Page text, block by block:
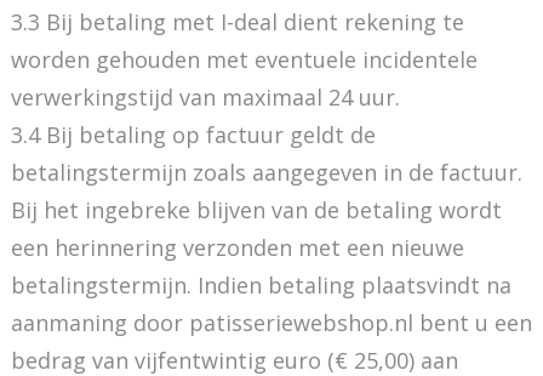
3.3 Bij betaling met I-deal dient rekening te
worden gehouden met eventuele incidentele
verwerkingstijd van maximaal 24 uur.
3.4 Bij betaling op factuur geldt de
betalingstermijn zoals aangegeven in de factuur.
Bij het ingebreke blijven van de betaling wordt
een herinnering verzonden met een nieuwe
betalingstermijn. Indien betaling plaatsvindt na
aanmaning door patisseriewebshop.nl bent u een
bedrag van vijfentwintig euro (€ 25,00) aan